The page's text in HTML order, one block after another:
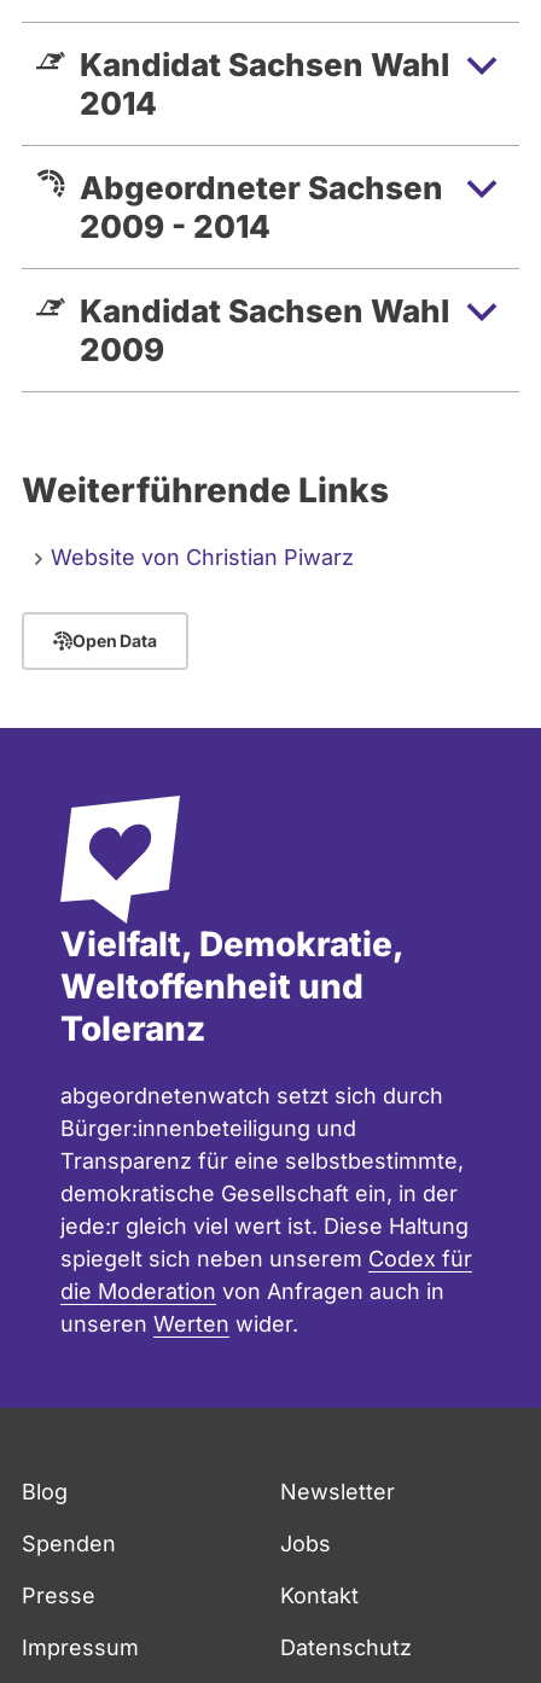
Kandidat Sachsen Wahl
2014
Abgeordneter Sachsen
2009 - 2014
Kandidat Sachsen Wahl
2009
Weiterführende Links
Website von Christian Piwarz
Open Data
Vielfalt, Demokratie,
Weltoffenheit und
Toleranz
abgeordnetenwatch setzt sich durch
Bürger:innenbeteiligung und
Transparenz für eine selbstbestimmte,
demokratische Gesellschaft ein, in der
jede:r gleich viel wert ist. Diese Haltung
spiegelt sich neben unserem Codex für
die Moderation von Anfragen auch in
unseren Werten wider.
Blog Newsletter
Spenden Jobs
Presse Kontakt
Impressum Datenschutz